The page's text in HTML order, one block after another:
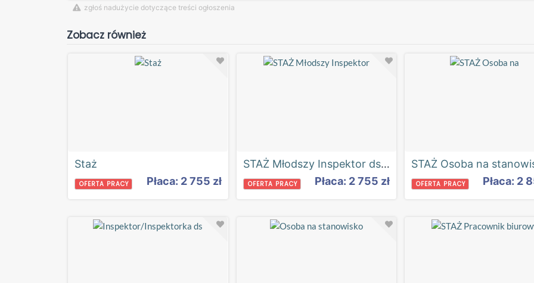
zgłoś nadużycie dotyczące treści ogłoszenia
Zobacz również
Staż
OFERTA PRACY Płaca: 2 755 zł
STAŻ Młodszy Inspektor ds. administracyjnych
OFERTA PRACY Płaca: 2 755 zł OFERTA PRACY Płaca: 2